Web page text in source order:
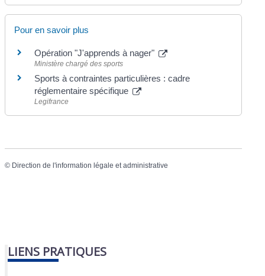
Pour en savoir plus
Opération "J'apprends à nager"
Ministère chargé des sports
Sports à contraintes particulières : cadre
réglementaire spécifique
Legifrance
© Direction de l'information légale et administrative
LIENS PRATIQUES